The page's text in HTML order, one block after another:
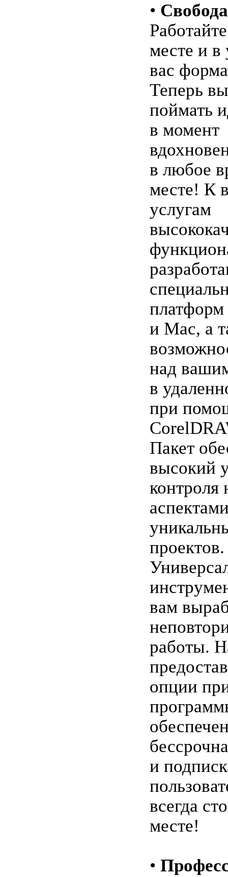
•
месте и в
вас
Теперь
поймать
в момент
в любое
месте! К
услугам
и Mac, а
над
в
при
Пакет
высокий
контроля
проектов.
вам
работы.
опции
и
всегда
месте!
•